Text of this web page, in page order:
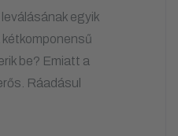
egyik
kétkomponensű
be? Emiatt a
Ráadásul